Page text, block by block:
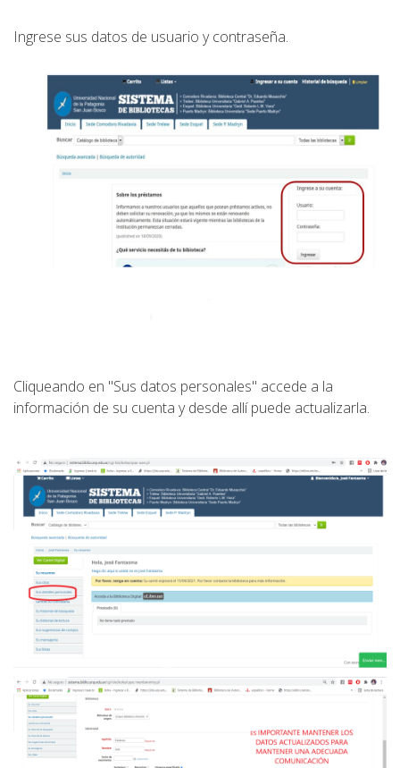
Ingrese sus datos de usuario y contraseña.
Cliqueando en "Sus datos personales" accede a la
información de su cuenta y desde allí puede actualizarla.